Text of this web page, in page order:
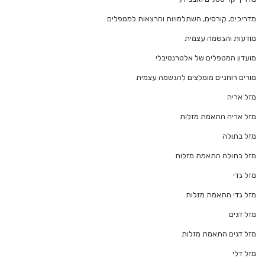
מדריכים, קורסים, השתלמויות והרצאות למטפלים
מודעות והגשמה עצמית
מועדון המטפלים של אלטרנטיבלי
מורים רוחניים מומלצים להגשמה עצמית
מזל אריה
מזל אריה התאמת מזלות
מזל בתולה
מזל בתולה התאמת מזלות
מזל גדי
מזל גדי התאמת מזלות
מזל דגים
מזל דגים התאמת מזלות
מזל דלי